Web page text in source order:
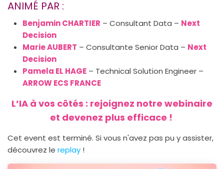
ANIMÉ PAR :
Benjamin CHARTIER – Consultant Data – Next
Decision
Marie AUBERT – Consultante Senior Data – Next
Decision
Pamela EL HAGE – Technical Solution Engineer –
ARROW ECS FRANCE
L’IA à vos côtés : rejoignez notre webinaire
et devenez plus efficace !
Cet event est terminé. Si vous n'avez pas pu y assister,
découvrez le replay !